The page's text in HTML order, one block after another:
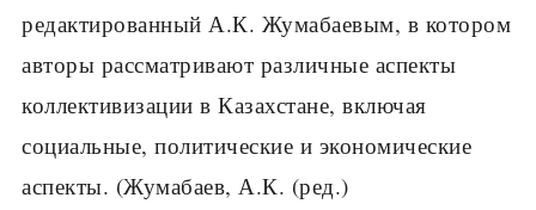
редактированный А.К. Жумабаевым, в котором
авторы рассматривают различные аспекты
коллективизации в Казахстане, включая
социальные, политические и экономические
аспекты. (Жумабаев, А.К. (ред.)